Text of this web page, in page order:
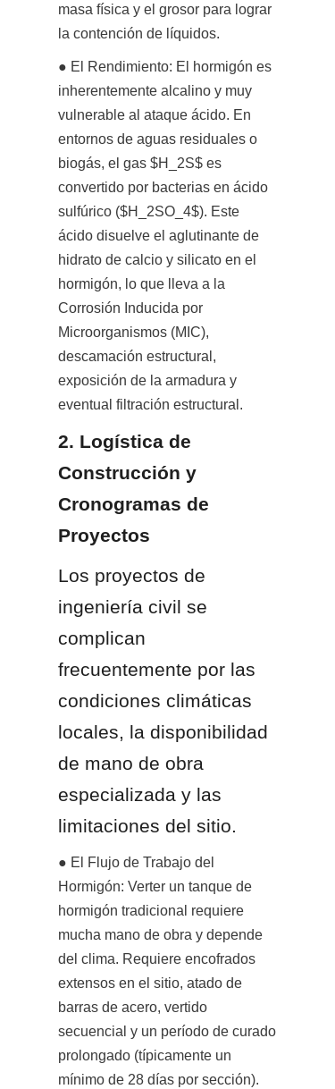
masa física y el grosor para lograr
la contención de líquidos.
● El Rendimiento: El hormigón es
inherentemente alcalino y muy
vulnerable al ataque ácido. En
entornos de aguas residuales o
biogás, el gas $H_2S$ es
convertido por bacterias en ácido
sulfúrico ($H_2SO_4$). Este
ácido disuelve el aglutinante de
hidrato de calcio y silicato en el
hormigón, lo que lleva a la
Corrosión Inducida por
Microorganismos (MIC),
descamación estructural,
exposición de la armadura y
eventual filtración estructural.
2. Logística de
Construcción y
Cronogramas de
Proyectos
Los proyectos de
ingeniería civil se
complican
frecuentemente por las
condiciones climáticas
locales, la disponibilidad
de mano de obra
especializada y las
limitaciones del sitio.
● El Flujo de Trabajo del
Hormigón: Verter un tanque de
hormigón tradicional requiere
mucha mano de obra y depende
del clima. Requiere encofrados
extensos en el sitio, atado de
barras de acero, vertido
secuencial y un período de curado
prolongado (típicamente un
mínimo de 28 días por sección).